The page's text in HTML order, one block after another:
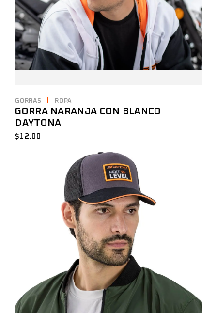
GORRAS ROPA
GORRA NARANJA CON BLANCO
DAYTONA
$ 12.00